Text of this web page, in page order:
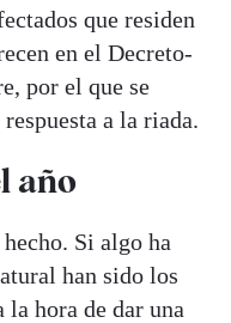
que residen
en el Decreto-
por el que se
a la riada.
año
Si algo ha
han sido los
hora de dar una